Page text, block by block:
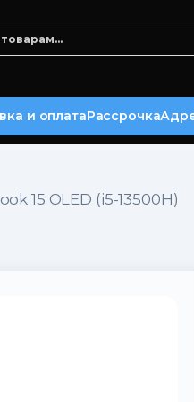
и оплатаРассрочка
15 OLED (i5-13500H)